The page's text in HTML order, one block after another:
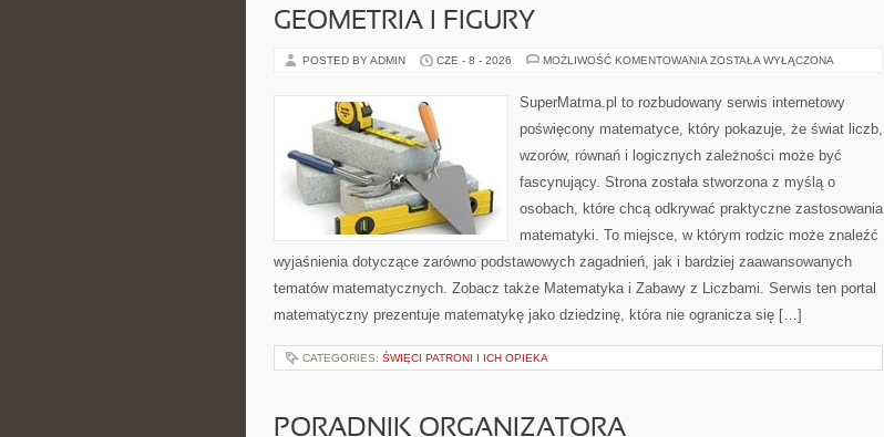
GEOMETRIA I FIGURY
POSTED BY ADMIN CZE - 8 - 2026 MOŻLIWOŚĆ KOMENTOWANIA GEOMETRIA
ZOSTAŁA WYŁĄCZONA
SuperMatma.pl to rozbudowany serwis internetowy
poświęcony matematyce, który pokazuje, że świat liczb,
wzorów, równań i logicznych zależności może być
fascynujący. Strona została stworzona z myślą o
osobach, które chcą odkrywać praktyczne zastosowania
matematyki. To miejsce, w którym rodzic może znaleźć
wyjaśnienia dotyczące zarówno podstawowych zagadnień, jak i bardziej zaawansowanych
tematów matematycznych. Zobacz także Matematyka i Zabawy z Liczbami. Serwis ten portal
matematyczny prezentuje matematykę jako dziedzinę, która nie ogranicza się […]
CATEGORIES: ŚWIĘCI PATRONI I ICH OPIEKA
PORADNIK ORGANIZATORA